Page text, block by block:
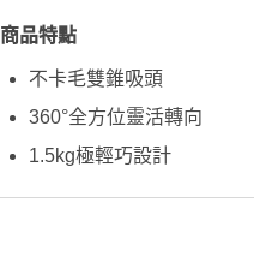
商品特點
不卡毛雙錐吸頭
360°全方位靈活轉向
1.5kg極輕巧設計